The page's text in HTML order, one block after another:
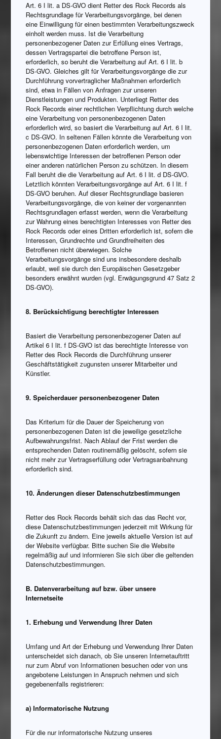
Art. 6 I lit. a DS-GVO dient Retter des Rock Records als
Rechtsgrundlage für Verarbeitungsvorgänge, bei denen
eine Einwilligung für einen bestimmten Verarbeitungszweck
einholt werden muss. Ist die Verarbeitung
personenbezogener Daten zur Erfüllung eines Vertrags,
dessen Vertragspartei die betroffene Person ist,
erforderlich, so beruht die Verarbeitung auf Art. 6 I lit. b
DS-GVO. Gleiches gilt für Verarbeitungsvorgänge die zur
Durchführung vorvertraglicher Maßnahmen erforderlich
sind, etwa in Fällen von Anfragen zur unseren
Dienstleistungen und Produkten. Unterliegt Retter des
Rock Records einer rechtlichen Verpflichtung durch welche
eine Verarbeitung von personenbezogenen Daten
erforderlich wird, so basiert die Verarbeitung auf Art. 6 I lit.
c DS-GVO. In seltenen Fällen könnte die Verarbeitung von
personenbezogenen Daten erforderlich werden, um
lebenswichtige Interessen der betroffenen Person oder
einer anderen natürlichen Person zu schützen. In diesem
Fall beruht die die Verarbeitung auf Art. 6 I lit. d DS-GVO.
Letztlich könnten Verarbeitungsvorgänge auf Art. 6 I lit. f
DS-GVO beruhen. Auf dieser Rechtsgrundlage basieren
Verarbeitungsvorgänge, die von keiner der vorgenannten
Rechtsgrundlagen erfasst werden, wenn die Verarbeitung
zur Wahrung eines berechtigten Interesses von Retter des
Rock Records oder eines Dritten erforderlich ist, sofern die
Interessen, Grundrechte und Grundfreiheiten des
Betroffenen nicht überwiegen. Solche
Verarbeitungsvorgänge sind uns insbesondere deshalb
erlaubt, weil sie durch den Europäischen Gesetzgeber
besonders erwähnt wurden (vgl. Erwägungsgrund 47 Satz 2
DS-GVO).
8. Berücksichtigung berechtigter Interessen
Basiert die Verarbeitung personenbezogener Daten auf
Artikel 6 I lit. f DS-GVO ist das berechtigte Interesse von
Retter des Rock Records die Durchführung unserer
Geschäftstätigkeit zugunsten unserer Mitarbeiter und
Künstler.
9. Speicherdauer personenbezogener Daten
Das Kriterium für die Dauer der Speicherung von
personenbezogenen Daten ist die jeweilige gesetzliche
Aufbewahrungsfrist. Nach Ablauf der Frist werden die
entsprechenden Daten routinemäßig gelöscht, sofern sie
nicht mehr zur Vertragserfüllung oder Vertragsanbahnung
erforderlich sind.
10. Änderungen dieser Datenschutzbestimmungen
Retter des Rock Records behält sich das das Recht vor,
diese Datenschutzbestimmungen jederzeit mit Wirkung für
die Zukunft zu ändern. Eine jeweils aktuelle Version ist auf
der Website verfügbar. Bitte suchen Sie die Website
regelmäßig auf und informieren Sie sich über die geltenden
Datenschutzbestimmungen.
B. Datenverarbeitung auf bzw. über unsere
Internetseite
1. Erhebung und Verwendung Ihrer Daten
Umfang und Art der Erhebung und Verwendung Ihrer Daten
unterscheidet sich danach, ob Sie unseren Internetauftritt
nur zum Abruf von Informationen besuchen oder von uns
angebotene Leistungen in Anspruch nehmen und sich
gegebenenfalls registrieren:
a) Informatorische Nutzung
Für die nur informatorische Nutzung unseres